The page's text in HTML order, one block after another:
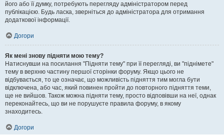
його або її думку, потребують перегляду адміністратором перед
публікацією. Будь ласка, зверніться до адміністратора для отримання
додаткової інформації.
Догори
Як мені знову підняти мою тему?
Натиснувши на посилання "Підняти тему" при її перегляді, ви "піднімете"
тему в верхню частину першої сторінки форуму. Якщо цього не
відбувається, то це означає, що можливість підняття тим могла бути
відключена, або час, який повинен пройти до повторного підняття теми,
ще не вийшов. Також можна підняти тему, просто відповівши на неї, однак
переконайтесь, що ви не порушуєте правила форуму, в якому
знаходитесь.
Догори